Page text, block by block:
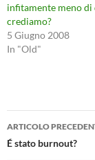
infitamente meno di
crediamo?
5 Giugno 2008
In "Old"
articolo
ARTICOLO
É stato burnout?